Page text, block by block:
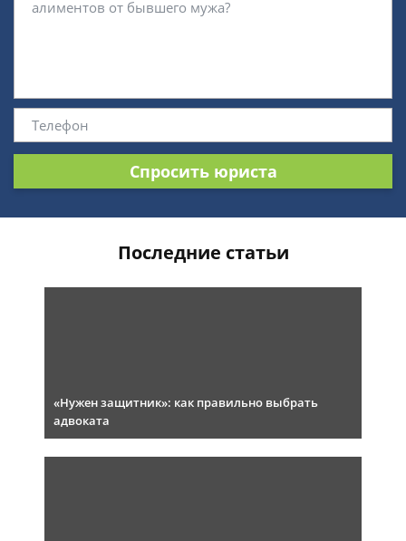
Спросить юриста
Последние статьи
«Нужен защитник»: как правильно выбрать
адвоката